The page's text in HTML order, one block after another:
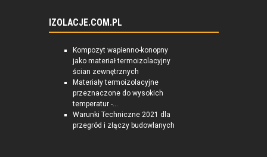
IZOLACJE.COM.PL
Kompozyt wapienno-konopny
jako materiał termoizolacyjny
ścian zewnętrznych
Materiały termoizolacyjne
przeznaczone do wysokich
temperatur -...
Warunki Techniczne 2021 dla
przegród i złączy budowlanych